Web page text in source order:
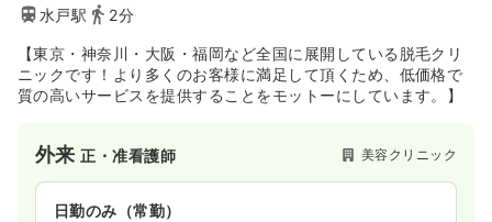
水戸駅
2分
【東京・神奈川・大阪・福岡など全国に展開している脱毛クリ
ニックです！より多くのお客様に満足して頂くため、低価格で
質の高いサービスを提供することをモットーにしています。】
外来正・准看護師 美容クリニック
日勤のみ（常勤）